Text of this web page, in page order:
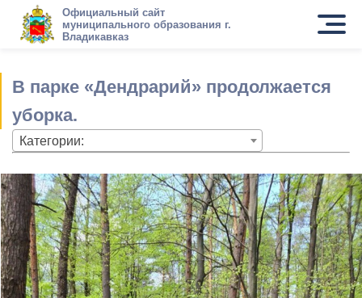
Официальный сайт
муниципального образования г.
Владикавказ
В парке «Дендрарий» продолжается
уборка.
Категории: